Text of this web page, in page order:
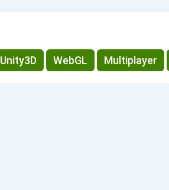
Unity3D WebGL Multiplayer